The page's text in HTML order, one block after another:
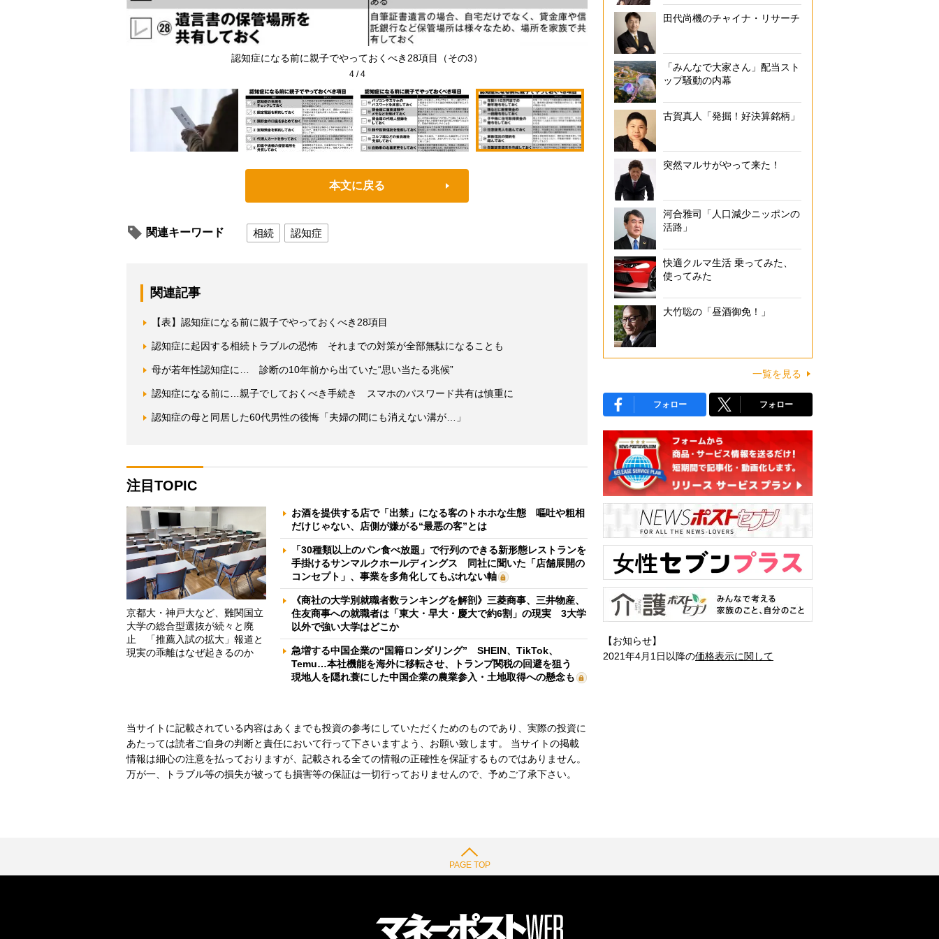
認知症になる前に親子でやっておくべき28項目（その3）
4/4
本文に戻る
関連キーワード 相続 認知症
関連記事
【表】認知症になる前に親子でやっておくべき28項目
認知症に起因する相続トラブルの恐怖 それまでの対策が全部無駄になることも
母が若年性認知症に… 診断の10年前から出ていた“思い当たる兆候”
認知症になる前に…親子でしておくべき手続き スマホのパスワード共有は慎重に
認知症の母と同居した60代男性の後悔「夫婦の間にも消えない溝が…」
注目TOPIC
京都大・神戸大など、難関国立
大学の総合型選抜が続々と廃
止 「推薦入試の拡大」報道と
現実の乖離はなぜ起きるのか
お酒を提供する店で「出禁」になる客のトホホな生態 嘔吐や粗相
だけじゃない、店側が嫌がる“最悪の客”とは
「30種類以上のパン食べ放題」で行列のできる新形態レストランを
手掛けるサンマルクホールディングス 同社に聞いた「店舗展開の
コンセプト」、事業を多角化してもぶれない軸
《商社の大学別就職者数ランキングを解剖》三菱商事、三井物産、
住友商事への就職者は「東大・早大・慶大で約6割」の現実 3大学
以外で強い大学はどこか
急増する中国企業の“国籍ロンダリング” SHEIN、TikTok、
Temu…本社機能を海外に移転させ、トランプ関税の回避を狙う
現地人を隠れ蓑にした中国企業の農業参入・土地取得への懸念も
当サイトに記載されている内容はあくまでも投資の参考にしていただくためのものであり、実際の投資に
あたっては読者ご自身の判断と責任において行って下さいますよう、お願い致します。 当サイトの掲載
情報は細心の注意を払っておりますが、記載される全ての情報の正確性を保証するものではありません。
万が一、トラブル等の損失が被っても損害等の保証は一切行っておりませんので、予めご了承下さい。
田代尚機のチャイナ・リサーチ
「みんなで大家さん」配当スト
ップ騒動の内幕
古賀真人「発掘！好決算銘柄」
突然マルサがやって来た！
河合雅司「人口減少ニッポンの
活路」
快適クルマ生活 乗ってみた、
使ってみた
大竹聡の「昼酒御免！」
一覧を見る
フォロー フォロー
【お知らせ】
2021年4月1日以降の価格表示に関して
PAGE TOP